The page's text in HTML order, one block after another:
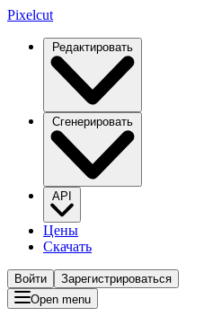
Pixelcut
Редактировать
Сгенерировать
API
Цены
Скачать
Войти
Зарегистрироваться
Open menu